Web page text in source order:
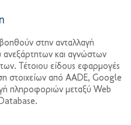
στην ανταλλαγή
και αγνώστων
Τέτοιου είδους εφαρμογές
στοιχείων από AADE, Google
πληροφοριών μεταξύ Web